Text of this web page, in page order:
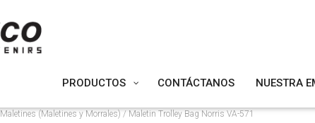
PRODUCTOS CONTÁCTANOS NUESTRA
Maletines (Maletines y Morrales) / Maletin Trolley Bag Norris VA-571